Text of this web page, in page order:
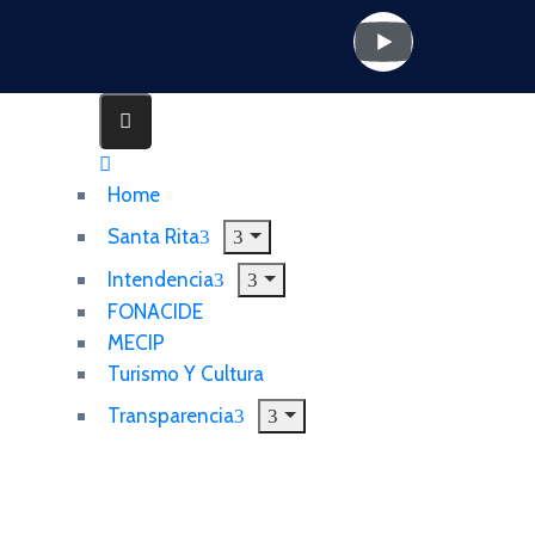
Home
Santa Rita
Intendencia
FONACIDE
MECIP
Turismo Y Cultura
Transparencia